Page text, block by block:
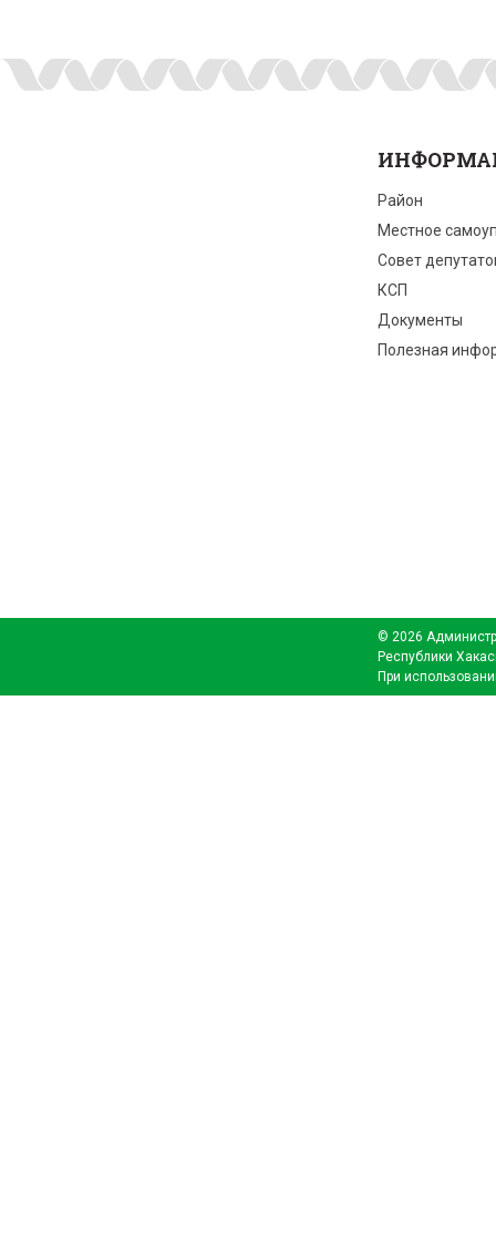
Район
Местное
Совет
КСП
Документы
Полезная
© 2026
Республики
При